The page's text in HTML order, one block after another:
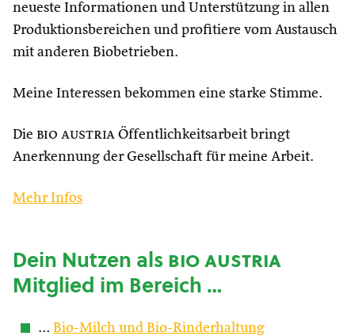
neueste Informationen und Unterstützung in allen
Produktionsbereichen und profitiere vom Austausch
mit anderen Biobetrieben.
Meine Interessen bekommen eine starke Stimme.
Die bio austria Öffentlichkeitsarbeit bringt
Anerkennung der Gesellschaft für meine Arbeit.
Mehr Infos
Dein Nutzen alsbio austria
Mitglied im Bereich …
… Bio-Milch und Bio-Rinderhaltung